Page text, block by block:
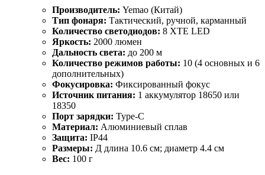
Производитель: Yemao (Китай)
Тип фонаря: Тактический, ручной, карманный
Количество светодиодов: 8 XTE LED
Яркость: 2000 люмен
Дальность света: до 200 м
Количество режимов работы: 10 (4 основных и 6
дополнительных)
Фокусировка: Фиксированный фокус
Источник питания: 1 аккумулятор 18650 или
18350
Порт зарядки: Type-C
Материал: Алюминиевый сплав
Защита: IP44
Размеры: Д длина 10.6 см; диаметр 4.4 см
Вес: 100 г